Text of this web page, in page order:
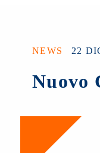
NEWS 22
Nuovo